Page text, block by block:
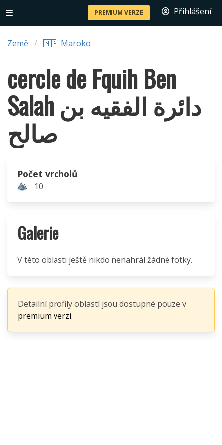
PREMIUM VERZE Přihlášení
Země 🇲🇦 Maroko
cercle de Fquih Ben
Salah دائرة الفقيه بن
صالح
Počet vrcholů
10
Galerie
V této oblasti ještě nikdo nenahrál žádné fotky.
Detailní profily oblastí jsou dostupné pouze v
premium verzi.